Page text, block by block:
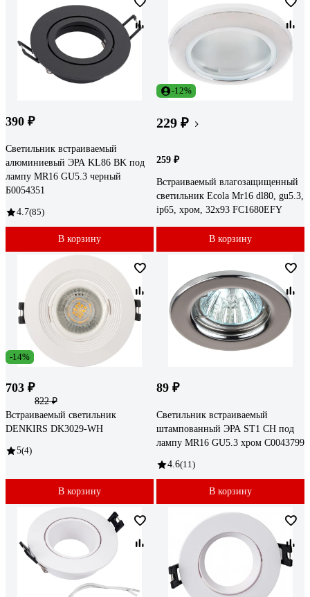
390 ₽
Светильник встраиваемый
алюминиевый ЭРА KL86 BK под
лампу MR16 GU5.3 черный
Б0054351
4.7(85)
В корзину
-12%
229 ₽
259 ₽
Встраиваемый влагозащищенный
светильник Ecola Mr16 dl80, gu5.3,
ip65, хром, 32x93 FC1680EFY
В корзину
-14%
703 ₽
822 ₽
Встраиваемый светильник
DENKIRS DK3029-WH
5(4)
В корзину
89 ₽
Светильник встраиваемый
штампованный ЭРА ST1 CH под
лампу MR16 GU5.3 хром C0043799
4.6(11)
В корзину